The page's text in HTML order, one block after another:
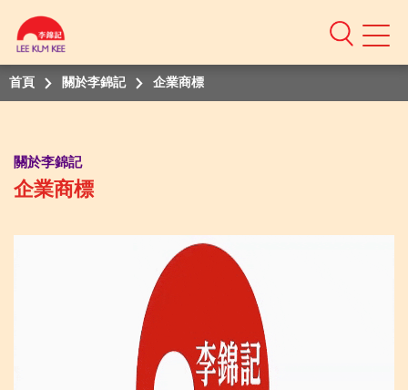
Mobile
首頁 關於李錦記 企業商標
關於李錦記
企業商標